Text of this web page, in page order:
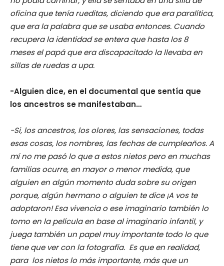
oficina que tenía rueditas, diciendo que era paralítica,
que era la palabra que se usaba entonces. Cuando
recupera la identidad se entera que hasta los 8
meses el papá que era discapacitado la llevaba en
sillas de ruedas a upa.
-Alguien dice, en el documental que sentía que
los ancestros se manifestaban…
-Si, los ancestros, los olores, las sensaciones, todas
esas cosas, los nombres, las fechas de cumpleaños. A
mí no me pasó lo que a estos nietos pero en muchas
familias ocurre, en mayor o menor medida, que
alguien en algún momento duda sobre su origen
porque, algún hermano o alguien te dice ¡A vos te
adoptaron! Esa vivencia o ese imaginario también lo
tomo en la película en base al imaginario infantil, y
juega también un papel muy importante todo lo que
tiene que ver con la fotografía. Es que en realidad,
para los nietos lo más importante, más que un